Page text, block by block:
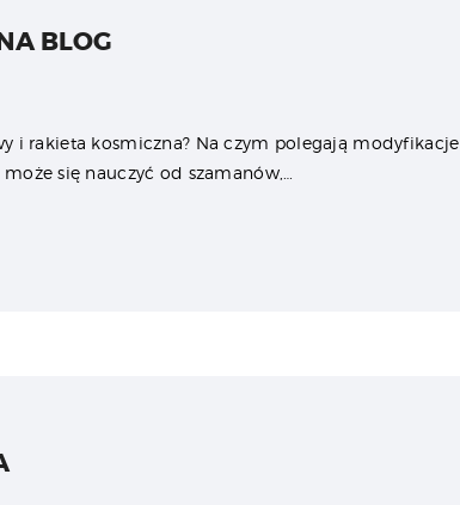
BLOG
i rakieta kosmiczna? Na czym polegają modyfikacje
się nauczyć od szamanów,…